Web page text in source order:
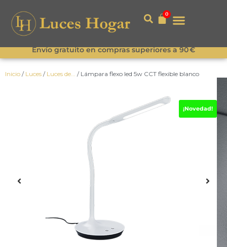
0
Envío gratuito en compras superiores a 90 €
Inicio / Luces / Luces de... / Lámpara flexo led 5w CCT flexible blanco
¡Novedad!